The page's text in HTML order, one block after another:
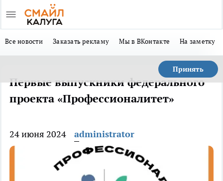
Все новости Заказать рекламу Мы в ВКонтакте На заметку
Принять
Первые выпускники федерального
проекта «Профессионалитет»
24 июня 2024 administrator